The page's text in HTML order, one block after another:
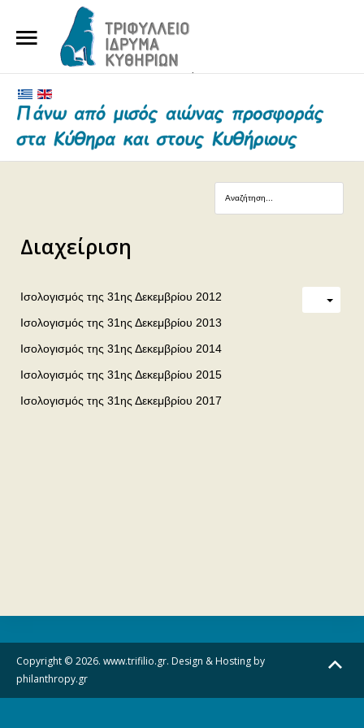
ΤΟ ΙΔΡΥΜΑ
ΕΥΕΡΓΕΤΕΣ ΚΑΙ ΔΩΡΗΤΕΣ
ΕΠΙΚΟΙΝΩΝΙΑ
Διαχείριση
Ισολογισμός της 31ης Δεκεμβρίου 2012
Ισολογισμός της 31ης Δεκεμβρίου 2013
Ισολογισμός της 31ης Δεκεμβρίου 2014
Ισολογισμός της 31ης Δεκεμβρίου 2015
Ισολογισμός της 31ης Δεκεμβρίου 2017
Copyright © 2026. www.trifilio.gr. Design & Hosting by
philanthropy.gr